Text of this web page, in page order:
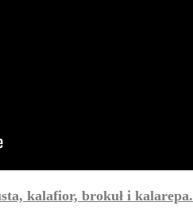
kalafior, brokuł i kalarepa.